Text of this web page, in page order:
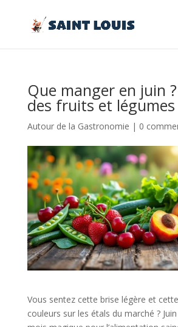
Que manger en juin
des fruits et légumes
Autour de la Gastronomie | 0
Vous sentez cette brise légère et
couleurs sur les étals du marché ?